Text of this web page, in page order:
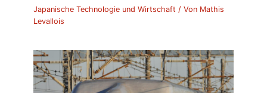
Japanische Technologie und Wirtschaft / Von Mathis
Levallois